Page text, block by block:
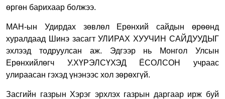
өргөн барихаар болжээ.
МАН-ын Удирдах зөвлөл Ерөнхий сайдын өрөөнд
хуралдаад Шинэ засагт УЛИРАХ ХУУЧИН САЙДУУДЫГ
эхлээд тодруулсан аж. Эдгээр нь Монгол Улсын
Ерөнхийлөгч У.ХҮРЭЛСҮХЭД ЁСОЛСОН учраас
улираасан гэхэд үнэнээс хол зөрөхгүй.
Засгийн газрын Хэрэг эрхлэх газрын даргаар ирж буй